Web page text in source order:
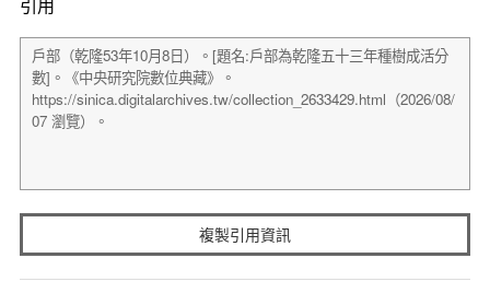
複製引用資訊